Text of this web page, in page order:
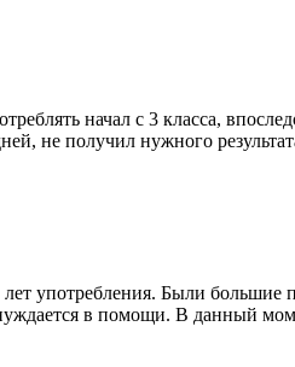
начал с 3 класса,
не получил нужного
лет употребления. Были
в помощи. В данный